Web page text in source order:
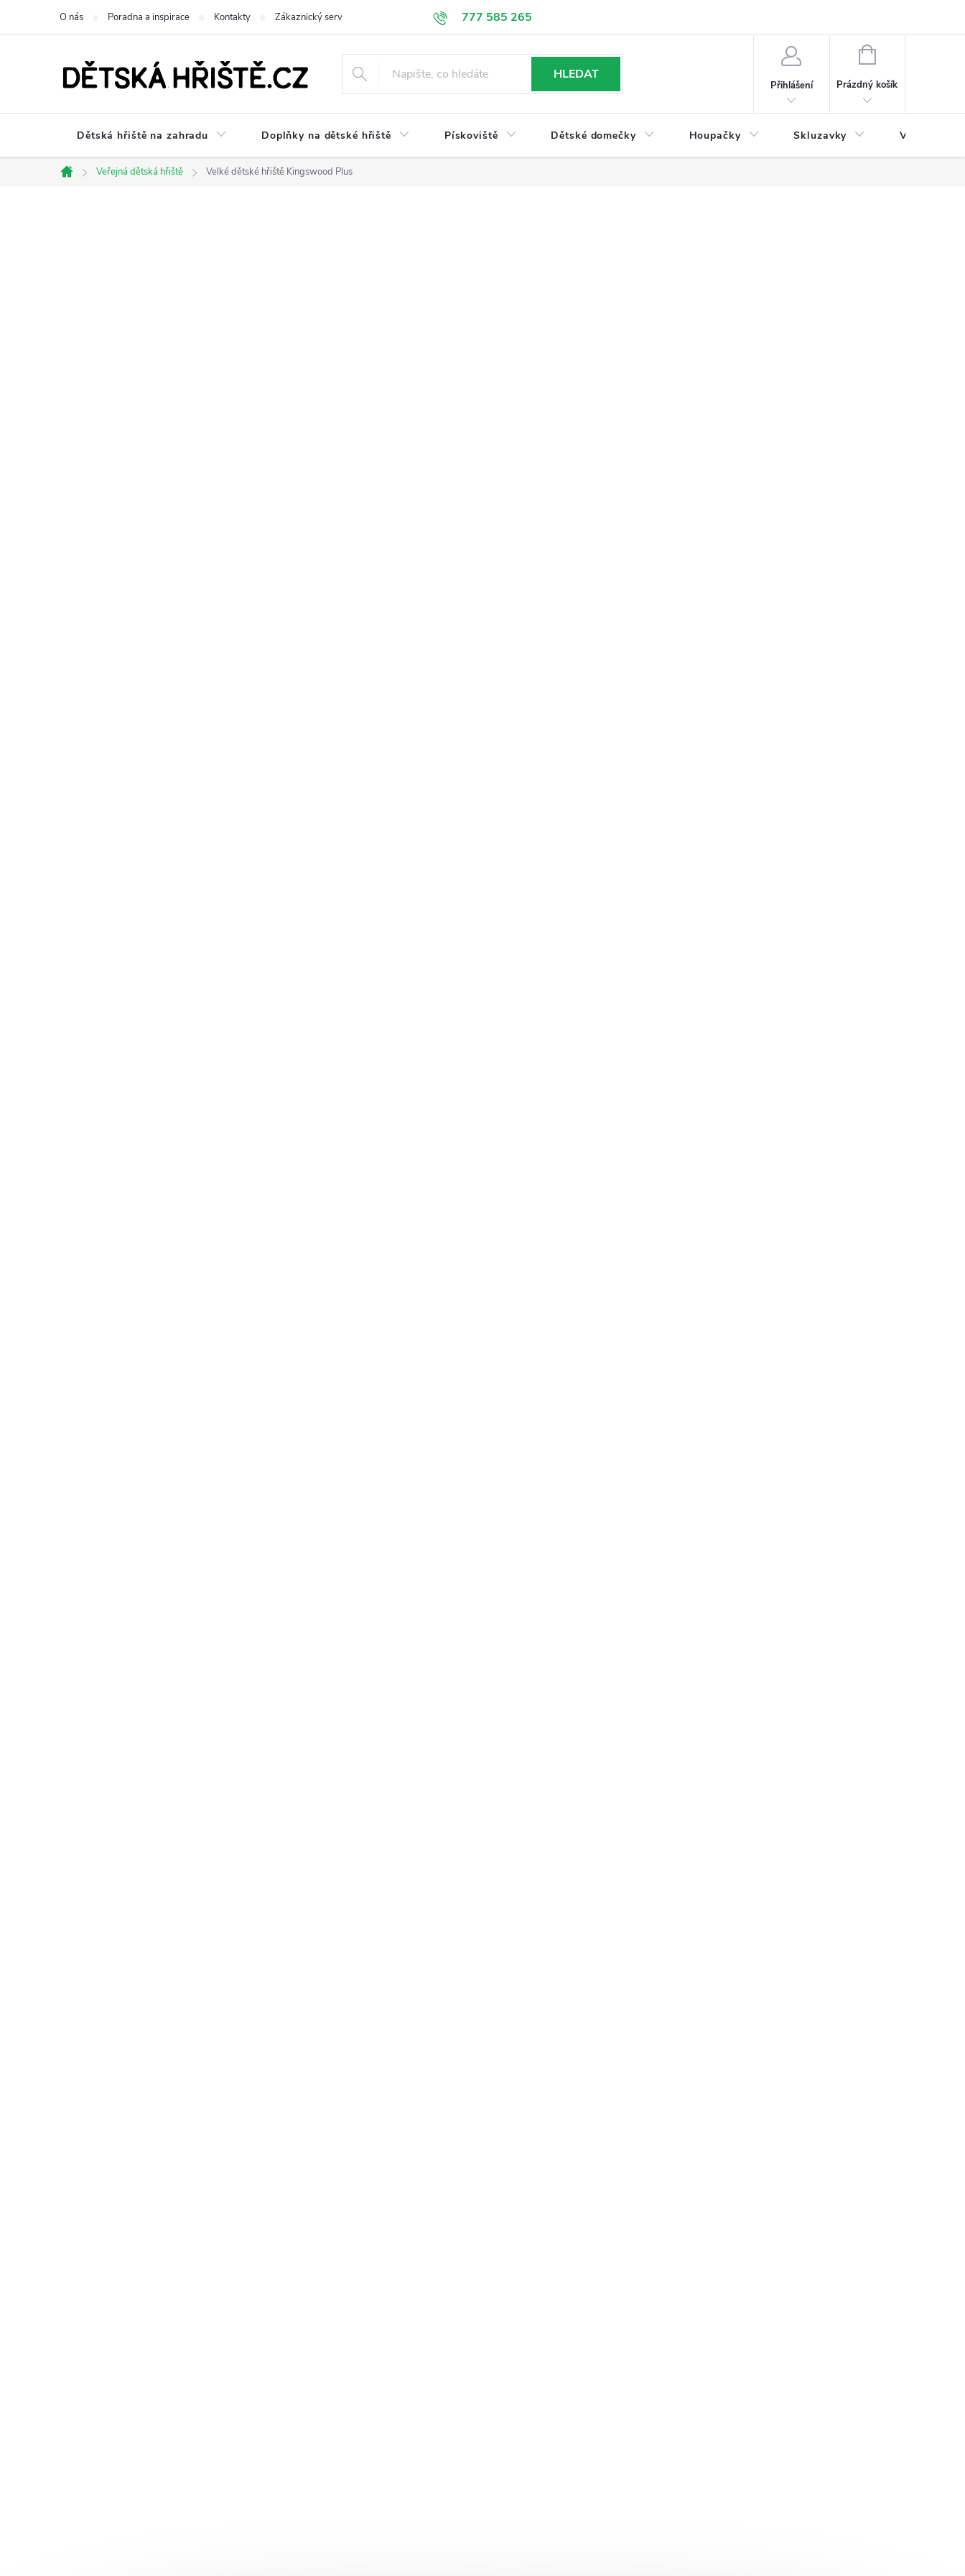
777 585 265
O nás Poradna a inspirace Kontakty Zákaznický servis Doprava a platba Obchodní podmínky
HLEDAT
Přihlášení
NÁKUPNÍ
Prázdný košík
Dětská hřiště na zahradu Doplňky na dětské hřiště Pískoviště Dětské domečky Houpačky Skluzavky Veřejná
Domů
Veřejná dětská hřiště Velké dětské hřiště Kingswood Plus